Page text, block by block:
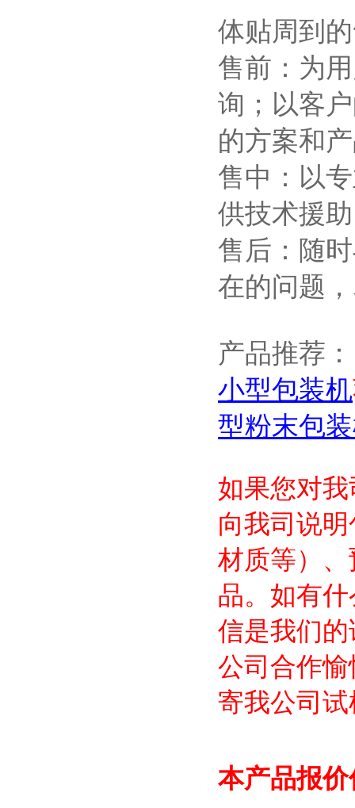
体贴周到
售前：为
询；以客
的方案和
售中：以
供技术援
售后：随
在的问题
产品推荐：
小型包装机
型粉末包
如果您对
向我司说
材质等）
品。如有
信是我们
公司合作
寄我公司
本产品报